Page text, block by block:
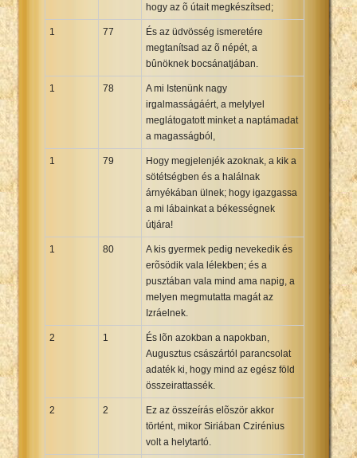
hogy az õ útait megkészítsed;
1 77
És az üdvösség ismeretére
megtanítsad az õ népét, a
bûnöknek bocsánatjában.
1 78
A mi Istenünk nagy
irgalmasságáért, a melylyel
meglátogatott minket a naptámadat
a magasságból,
1 79
Hogy megjelenjék azoknak, a kik a
sötétségben és a halálnak
árnyékában ülnek; hogy igazgassa
a mi lábainkat a békességnek
útjára!
1 80
A kis gyermek pedig nevekedik és
erõsödik vala lélekben; és a
pusztában vala mind ama napig, a
melyen megmutatta magát az
Izráelnek.
2 1
És lõn azokban a napokban,
Augusztus császártól parancsolat
adaték ki, hogy mind az egész föld
összeirattassék.
2 2
Ez az összeírás elõször akkor
történt, mikor Siriában Czirénius
volt a helytartó.